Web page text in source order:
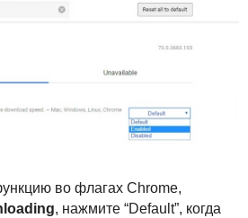
во флагах Chrome,
, нажмите “Default”, когда